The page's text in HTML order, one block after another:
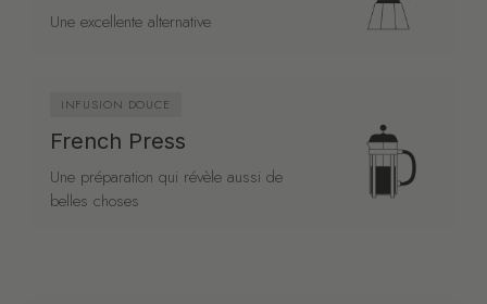
Une excellente alternative
INFUSION DOUCE
French Press
Une préparation qui révèle aussi de
belles choses